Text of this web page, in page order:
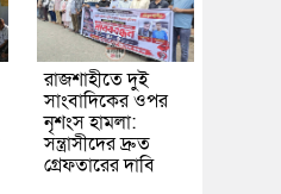
রাজশাহীতে দুই
সাংবাদিকের ওপর
নৃশংস হামলা:
সন্ত্রাসীদের দ্রুত
গ্রেফতারের দাবি